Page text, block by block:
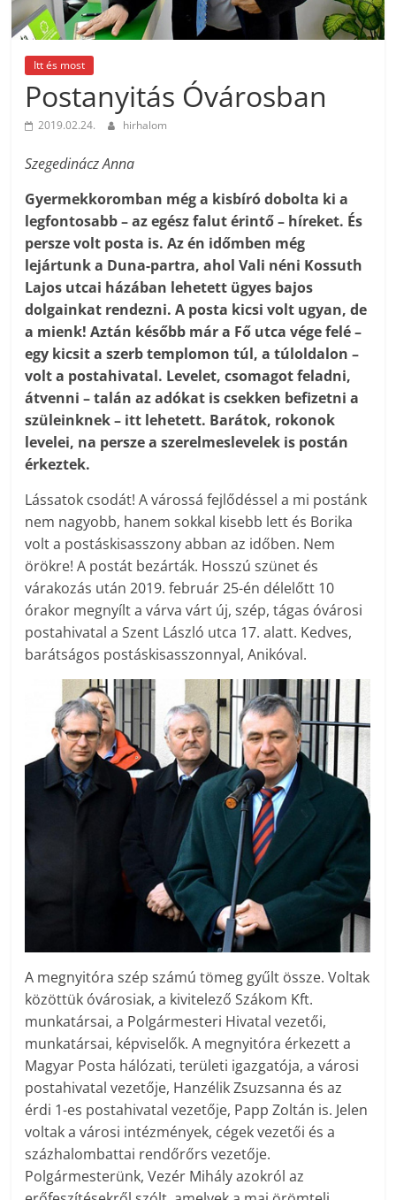
Itt és most
Postanyitás Óvárosban
2019.02.24. hirhalom
Szegedinácz Anna
Gyermekkoromban még a kisbíró dobolta ki a
legfontosabb – az egész falut érintő – híreket. És
persze volt posta is. Az én időmben még
lejártunk a Duna-partra, ahol Vali néni Kossuth
Lajos utcai házában lehetett ügyes bajos
dolgainkat rendezni. A posta kicsi volt ugyan, de
a mienk! Aztán később már a Fő utca vége felé –
egy kicsit a szerb templomon túl, a túloldalon –
volt a postahivatal. Levelet, csomagot feladni,
átvenni – talán az adókat is csekken befizetni a
szüleinknek – itt lehetett. Barátok, rokonok
levelei, na persze a szerelmeslevelek is postán
érkeztek.
Lássatok csodát! A várossá fejlődéssel a mi postánk
nem nagyobb, hanem sokkal kisebb lett és Borika
volt a postáskisasszony abban az időben. Nem
örökre! A postát bezárták. Hosszú szünet és
várakozás után 2019. február 25-én délelőtt 10
órakor megnyílt a várva várt új, szép, tágas óvárosi
postahivatal a Szent László utca 17. alatt. Kedves,
barátságos postáskisasszonnyal, Anikóval.
A megnyitóra szép számú tömeg gyűlt össze. Voltak
közöttük óvárosiak, a kivitelező Szákom Kft.
munkatársai, a Polgármesteri Hivatal vezetői,
munkatársai, képviselők. A megnyitóra érkezett a
Magyar Posta hálózati, területi igazgatója, a városi
postahivatal vezetője, Hanzélik Zsuzsanna és az
érdi 1-es postahivatal vezetője, Papp Zoltán is. Jelen
voltak a városi intézmények, cégek vezetői és a
százhalombattai rendőrőrs vezetője.
Polgármesterünk, Vezér Mihály azokról az